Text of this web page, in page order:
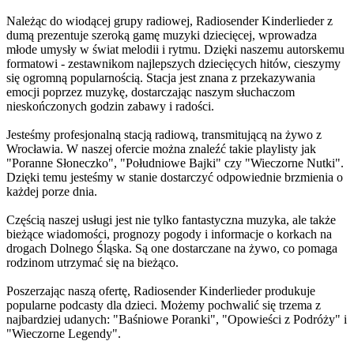
Należąc do wiodącej grupy radiowej, Radiosender Kinderlieder z
dumą prezentuje szeroką gamę muzyki dziecięcej, wprowadza
młode umysły w świat melodii i rytmu. Dzięki naszemu autorskemu
formatowi - zestawnikom najlepszych dziecięcych hitów, cieszymy
się ogromną popularnością. Stacja jest znana z przekazywania
emocji poprzez muzykę, dostarczając naszym słuchaczom
nieskończonych godzin zabawy i radości.
Jesteśmy profesjonalną stacją radiową, transmitującą na żywo z
Wrocławia. W naszej ofercie można znaleźć takie playlisty jak
"Poranne Słoneczko", "Południowe Bajki" czy "Wieczorne Nutki".
Dzięki temu jesteśmy w stanie dostarczyć odpowiednie brzmienia o
każdej porze dnia.
Częścią naszej usługi jest nie tylko fantastyczna muzyka, ale także
bieżące wiadomości, prognozy pogody i informacje o korkach na
drogach Dolnego Śląska. Są one dostarczane na żywo, co pomaga
rodzinom utrzymać się na bieżąco.
Poszerzając naszą ofertę, Radiosender Kinderlieder produkuje
popularne podcasty dla dzieci. Możemy pochwalić się trzema z
najbardziej udanych: "Baśniowe Poranki", "Opowieści z Podróży" i
"Wieczorne Legendy".